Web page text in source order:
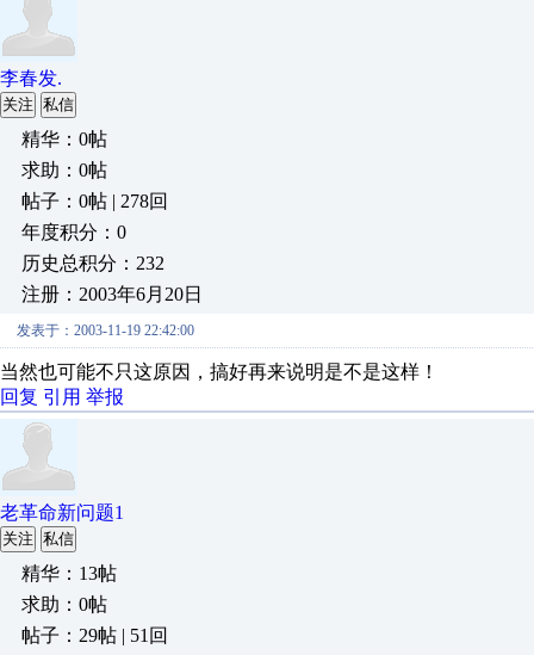
李春发.
关注 私信
精华：0帖
求助：0帖
帖子：0帖 | 278回
年度积分：0
历史总积分：232
注册：2003年6月20日
发表于：2003-11-19 22:42:00
当然也可能不只这原因，搞好再来说明是不是这样！
回复 引用 举报
老革命新问题1
关注 私信
精华：13帖
求助：0帖
帖子：29帖 | 51回